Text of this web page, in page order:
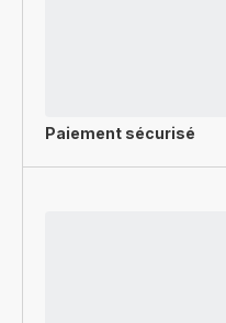
Paiement sécurisé